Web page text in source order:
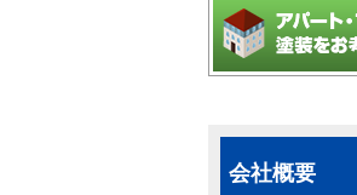
会社概要